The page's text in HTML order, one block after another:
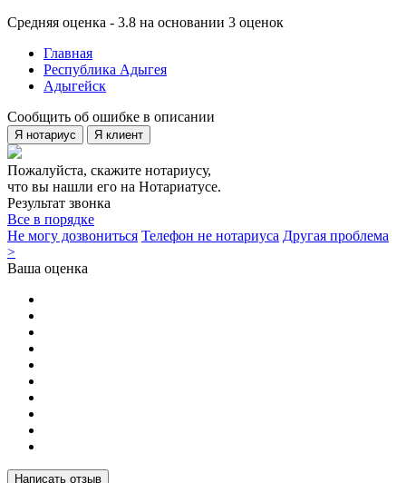
Средняя оценка - 3.8 на основании 3 оценок
Главная
Республика Адыгея
Адыгейск
Сообщить об ошибке в описании
Я нотариус Я клиент
Пожалуйста, скажите нотариусу,
что вы нашли его на Нотариатусе.
Результат звонка
Все в порядке
Не могу дозвониться Телефон не нотариуса Другая проблема
>
Ваша оценка
Написать отзыв